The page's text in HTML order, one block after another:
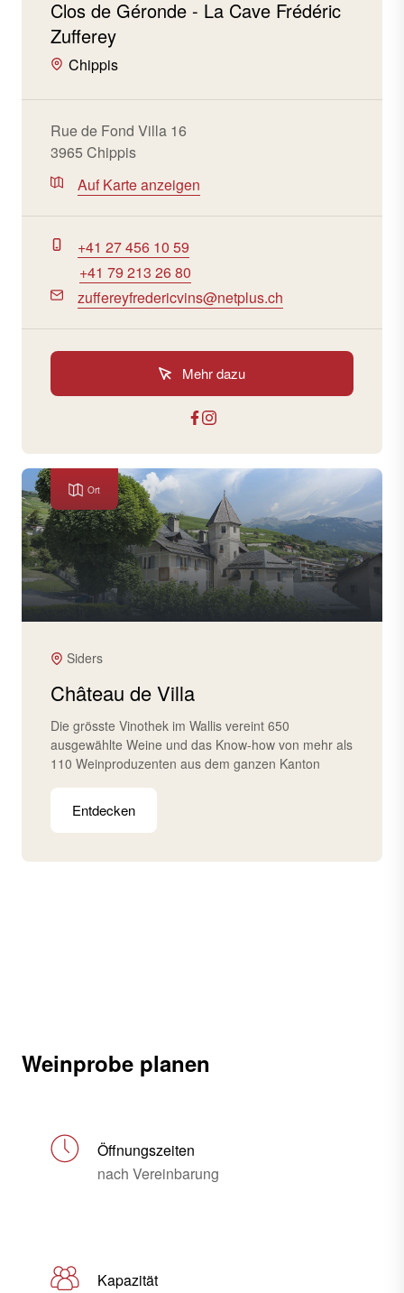
Clos de Géronde - La Cave Frédéric
Zufferey
Chippis
Rue de Fond Villa 16
3965 Chippis
Auf Karte anzeigen
+41 27 456 10 59
+41 79 213 26 80
zuffereyfredericvins@netplus.ch
Mehr dazu
Ort
Siders
Château de Villa
Die grösste Vinothek im Wallis vereint 650
ausgewählte Weine und das Know-how von mehr als
110 Weinproduzenten aus dem ganzen Kanton
Entdecken
Weinprobe planen
Öffnungszeiten
nach Vereinbarung
Kapazität